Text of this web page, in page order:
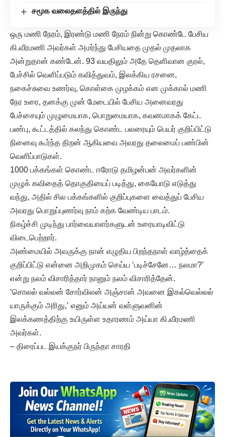
சமூக வலைதளத்தில் இருந்து
ஒரு மணி நேரம், இரண்டு மணி நேரம் நின்று கொண்டே பேசிய
கி.வீரமணி அவர்கள் அமர்ந்து பேசியதை முதல் முதலாக
அன்றுதான் கண்டேன். 93 வயதிலும் அதே தெளிவான குரல்,
பேச்சில் வெளிப்படும் கவித்துவம், இலக்கிய ரசனை,
நகைச்சுவை உணர்வு, கொள்கை முழக்கம் என முக்கால் மணி
நேர உரை, தனக்கு முன் மேடையில் பேசிய அனைவரது
பேச்சையும் முழுமையாக, பொறுமையாக, கவனமாகக் கேட்ட
பண்பு, கூட்டத்தில் கலந்து கொண்ட பலரையும் பெயர் குறிப்பிட்டு
நினைவு கூர்ந்த திறன் ஆகியவை அவரது தலைமைப் பண்பின்
வெளிப்பாடுகள்.
1000 பக்கங்கள் கொண்ட ஈரோடு தமிழன்பன் அவர்களின்
முழுக் கவிதைத் தொகுதியைப் படித்து, கையோடு எடுத்து
வந்து, அதில் சில பக்கங்களில் குறிப்புகளை வைத்துப் பேசிய
அவரது பொறுப்புணர்வு நாம் கற்க வேண்டிய பாடம்.
நிகழ்ச்சி முடிந்து பார்வையாளர்களுடன் உரையாடிவிட்டு
விடைபெற்றார்.
அண்மையில் அவருக்கு நான் எழுதிய பிறந்தநாள் வாழ்த்தைக்
குறிப்பிட்டு என்னை அறிமுகம் செய்ய ‘படிச்சேனே… நலமா?’
என்று நலம் விசாரித்தார் நானும் நலம் விசாரித்தேன்.
‘சொலல் வல்லன் சோர்விலன் அஞ்சான் அவனை இகல்வெல்லல்
யாருக்கும் அரிது,’ எனும் அய்யன் வள்ளுவனின்
இலக்கணத்திற்கு உயிருள்ள உதாரணம் அய்யா கி.வீரமணி
அவர்கள்.
– திரைப்பட இயக்குநர் பிருந்தா சாரதி